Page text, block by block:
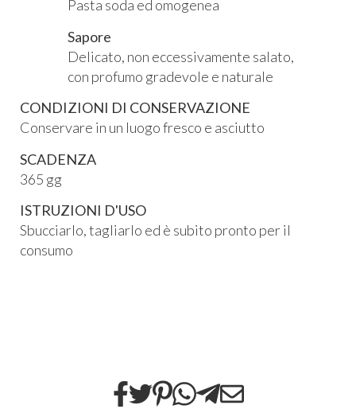
Pasta soda ed omogenea
Sapore
Delicato, non eccessivamente salato,
con profumo gradevole e naturale
CONDIZIONI DI CONSERVAZIONE
Conservare in un luogo fresco e asciutto
SCADENZA
365 gg
ISTRUZIONI D'USO
Sbucciarlo, tagliarlo ed è subito pronto per il
consumo